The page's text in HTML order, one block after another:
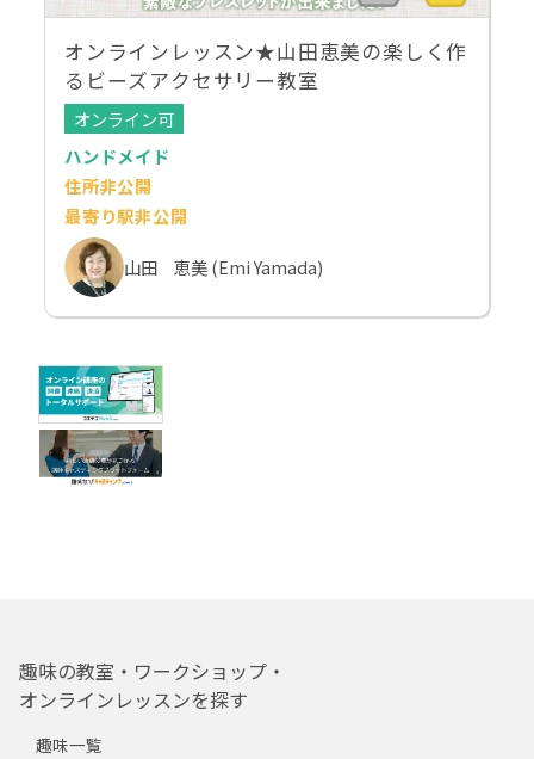
オンラインレッスン★山田恵美の楽しく作
るビーズアクセサリー教室
オンライン可
ハンドメイド
住所非公開
最寄り駅非公開
山田 恵美 (Emi Yamada)
趣味の教室・ワークショップ・
オンラインレッスンを探す
趣味一覧